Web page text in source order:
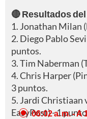
🔴 Resultados
1. Jonathan Milan
2. Diego Pablo
puntos.
3. Tim Naberman
4. Chris Harper
3 puntos.
5. Jardi Christiaan
EasyPost) - 1
06:02 a. m.- A